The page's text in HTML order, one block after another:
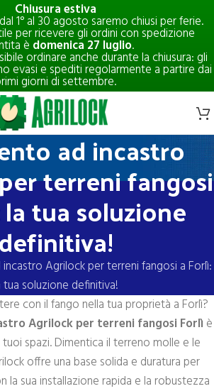
Chiusura estiva
1° al 30 agosto saremo chiusi per ferie.
per ricevere gli ordini con spedizione
è domenica 27 luglio.
ordinare anche durante la chiusura: gli
evasi e spediti regolarmente a partire dai
giorni di settembre.
ad incastro
terreni fangosi
tua soluzione
definitiva!
Agrilock per terreni fangosi a Forlì:
tua soluzione definitiva!
con il fango nella tua proprietà a Forlì?
Agrilock per terreni fangosi Forlì è
spazi. Dimentica il terreno molle e le
offre una base solida e duratura per
la sua installazione rapida e la robustezza